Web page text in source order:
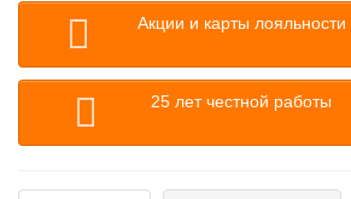
Акции и карты лояльности
25 лет честной работы